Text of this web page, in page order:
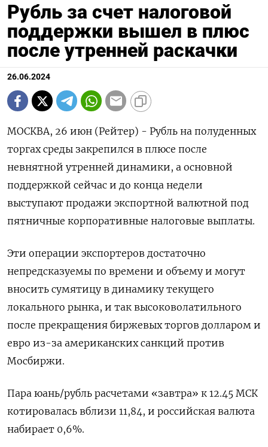
Рубль за счет налоговой
поддержки вышел в плюс
после утренней раскачки
26.06.2024
МОСКВА, 26 июн (Рейтер) - Рубль на полуденных
торгах среды закрепился в плюсе после
невнятной утренней динамики, а основной
поддержкой сейчас и до конца недели
выступают продажи экспортной валютной под
пятничные корпоративные налоговые выплаты.
Эти операции экспортеров достаточно
непредсказуемы по времени и объему и могут
вносить сумятицу в динамику текущего
локального рынка, и так высоковолатильного
после прекращения биржевых торгов долларом и
евро из-за американских санкций против
Мосбиржи.
Пара юань/рубль расчетами «завтра» к 12.45 МСК
котировалась вблизи 11,84, и российская валюта
набирает 0,6%.